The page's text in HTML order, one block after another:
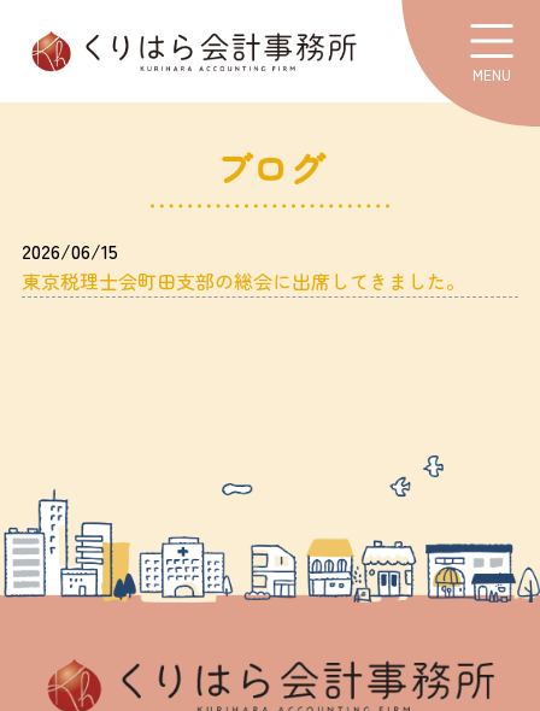
MENU
ブログ
2026/06/15
東京税理士会町田支部の総会に出席してきました。